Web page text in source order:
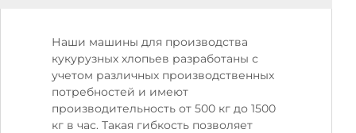
Наши машины для производства
кукурузных хлопьев разработаны с
учетом различных производственных
потребностей и имеют
производительность от 500 кг до 1500
кг в час. Такая гибкость позволяет